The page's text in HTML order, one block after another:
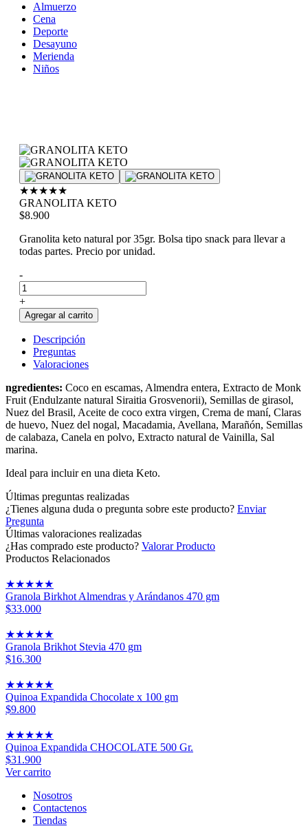
Almuerzo
Cena
Deporte
Desayuno
Merienda
Niños
★★★★★
GRANOLITA KETO
$8.900
Granolita keto natural por 35gr. Bolsa tipo snack para llevar a
todas partes. Precio por unidad.
-
+
Agregar al carrito
Descripción
Preguntas
Valoraciones
ngredientes: Coco en escamas, Almendra entera, Extracto de Monk
Fruit (Endulzante natural Siraitia Grosvenorii), Semillas de girasol,
Nuez del Brasil, Aceite de coco extra virgen, Crema de maní, Claras
de huevo, Nuez del nogal, Macadamia, Avellana, Marañón, Semillas
de calabaza, Canela en polvo, Extracto natural de Vainilla, Sal
marina.
Ideal para incluir en una dieta Keto.
Últimas preguntas realizadas
¿Tienes alguna duda o pregunta sobre este producto? Enviar
Pregunta
Últimas valoraciones realizadas
¿Has comprado este producto? Valorar Producto
Productos Relacionados
★★★★★
Granola Birkhot Almendras y Arándanos 470 gm
$33.000
★★★★★
Granola Brikhot Stevia 470 gm
$16.300
★★★★★
Quinoa Expandida Chocolate x 100 gm
$9.800
★★★★★
Quinoa Expandida CHOCOLATE 500 Gr.
$31.900
Ver carrito
Nosotros
Contactenos
Tiendas